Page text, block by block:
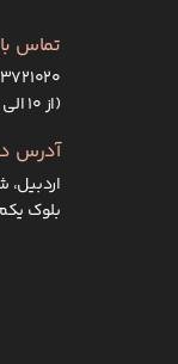
تماس
(از ۱۰ الی ۱۴ روز غیرتعطیل)
آدرس
اردبیل،
بلوک